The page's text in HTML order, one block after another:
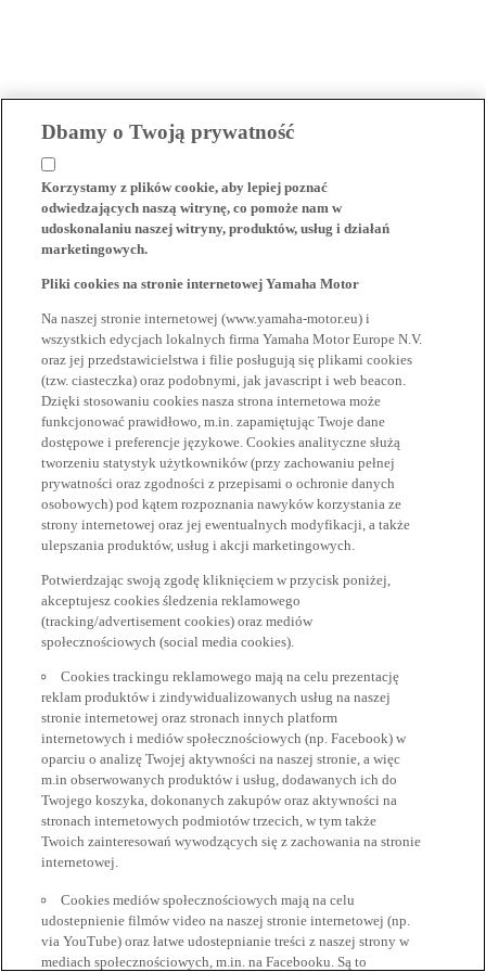
Dbamy o Twoją prywatność
Korzystamy z plików cookie, aby lepiej poznać
odwiedzających naszą witrynę, co pomoże nam w
udoskonalaniu naszej witryny, produktów, usług i działań
marketingowych.
Pliki cookies na stronie internetowej Yamaha Motor
Na naszej stronie internetowej (www.yamaha-motor.eu) i
wszystkich edycjach lokalnych firma Yamaha Motor Europe N.V.
oraz jej przedstawicielstwa i filie posługują się plikami cookies
(tzw. ciasteczka) oraz podobnymi, jak javascript i web beacon.
Dzięki stosowaniu cookies nasza strona internetowa może
funkcjonować prawidłowo, m.in. zapamiętując Twoje dane
dostępowe i preferencje językowe. Cookies analityczne służą
tworzeniu statystyk użytkowników (przy zachowaniu pełnej
prywatności oraz zgodności z przepisami o ochronie danych
osobowych) pod kątem rozpoznania nawyków korzystania ze
strony internetowej oraz jej ewentualnych modyfikacji, a także
ulepszania produktów, usług i akcji marketingowych.
Potwierdzając swoją zgodę kliknięciem w przycisk poniżej,
akceptujesz cookies śledzenia reklamowego
(tracking/advertisement cookies) oraz mediów
społecznościowych (social media cookies).
Cookies trackingu reklamowego mają na celu prezentację
reklam produktów i zindywidualizowanych usług na naszej
stronie internetowej oraz stronach innych platform
internetowych i mediów społecznościowych (np. Facebook) w
oparciu o analizę Twojej aktywności na naszej stronie, a więc
m.in obserwowanych produktów i usług, dodawanych ich do
Twojego koszyka, dokonanych zakupów oraz aktywności na
stronach internetowych podmiotów trzecich, w tym także
Twoich zainteresowań wywodzących się z zachowania na stronie
internetowej.
Cookies mediów społecznościowych mają na celu
udostepnienie filmów video na naszej stronie internetowej (np.
via YouTube) oraz łatwe udostepnianie treści z naszej strony w
mediach społecznościowych, m.in. na Facebooku. Są to